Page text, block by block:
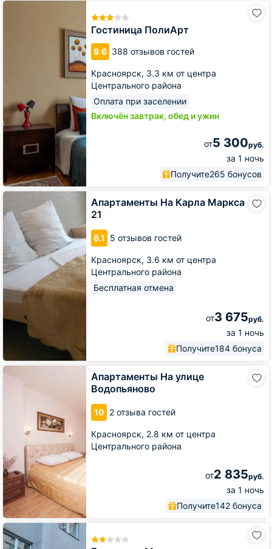
Гостиница ПолиАрт
9.6 388 отзывов гостей
Красноярск, 3.3 км от центра
Центрального района
Оплата при заселении
Включён завтрак, обед и ужин
от5 300руб.
за 1 ночь
Получите265 бонусов
Гостиница
Апартаменты На Карла Маркса
21
8.1 5 отзывов гостей
Красноярск, 3.6 км от центра
Центрального района
Бесплатная отмена
от3 675руб.
за 1 ночь
Получите184 бонуса
Апартаменты
Карла
Маркса
Апартаменты На улице
Водопьяново
10 2 отзыва гостей
Красноярск, 2.8 км от центра
Центрального района
от2 835руб.
за 1 ночь
Получите142 бонуса
Апартаменты
Гостиница
Мир